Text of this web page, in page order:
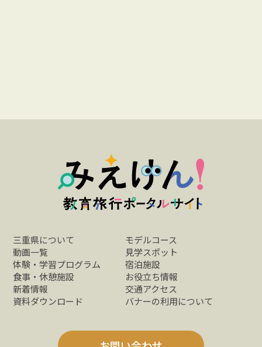
三重県について
モデルコース
動画一覧
見学スポット
体験・学習プログラム
宿泊施設
食事・休憩施設
お役立ち情報
新着情報
交通アクセス
資料ダウンロード
バナーの利用について